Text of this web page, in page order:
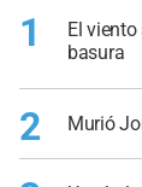
1
El
basura
2 Murió